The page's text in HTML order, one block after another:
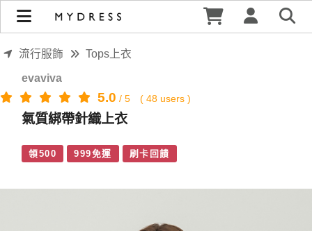
氣質綁帶針織上衣 | MYDRESS 時裳韓風
流行服飾 Tops上衣
evaviva
5.0 / 5 ( 48 users )
氣質綁帶針織上衣
領500 999免運 刷卡回饋